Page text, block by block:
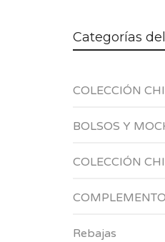
Categorías
COLECCIÓN
BOLSOS Y
COLECCIÓN
Rebajas